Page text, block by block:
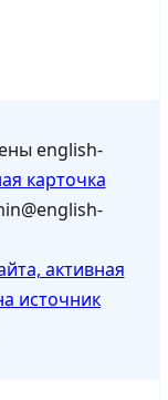
english-
карточка
активная
источник